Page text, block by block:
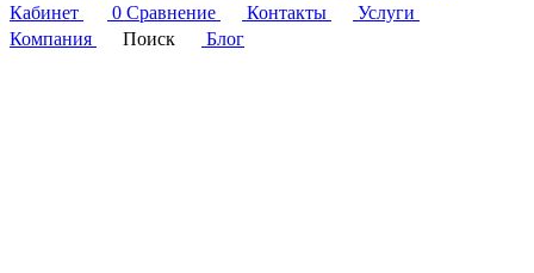
Кабинет
0 Сравнение Контакты
Услуги
Компания
Поиск Блог